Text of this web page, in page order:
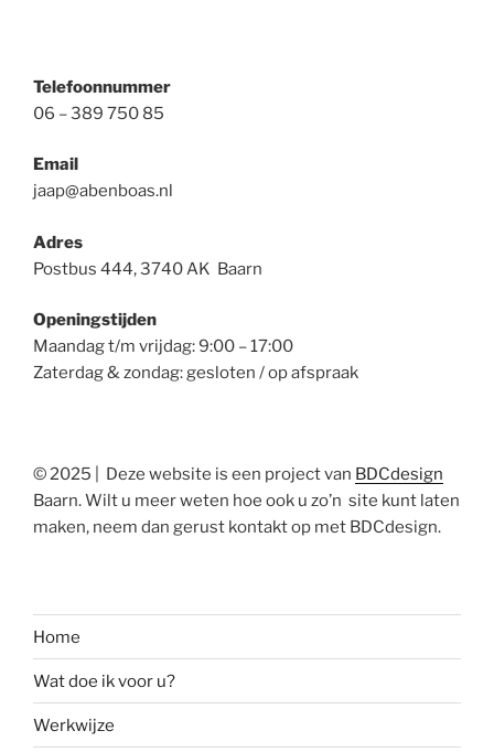
Telefoonnummer
06 – 389 750 85
Email
jaap@abenboas.nl
Adres
Postbus 444, 3740 AK Baarn
Openingstijden
Maandag t/m vrijdag: 9:00 – 17:00
Zaterdag & zondag: gesloten / op afspraak
© 2025 | Deze website is een project van BDCdesign
Baarn. Wilt u meer weten hoe ook u zo’n site kunt laten
maken, neem dan gerust kontakt op met BDCdesign.
Home
Wat doe ik voor u?
Werkwijze